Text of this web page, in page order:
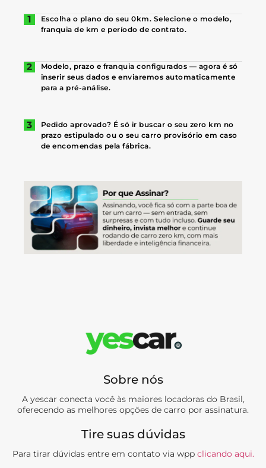
Escolha o plano do seu 0km. Selecione o modelo,
franquia de km e período de contrato.
Modelo, prazo e franquia configurados — agora é só
inserir seus dados e enviaremos automaticamente
para a pré-análise.
Pedido aprovado? É só ir buscar o seu zero km no
prazo estipulado ou o seu carro provisório em caso
de encomendas pela fábrica.
Sobre nós
A yescar conecta você às maiores locadoras do Brasil,
oferecendo as melhores opções de carro por assinatura.
Tire suas dúvidas
Para tirar dúvidas entre em contato via wpp clicando aqui.